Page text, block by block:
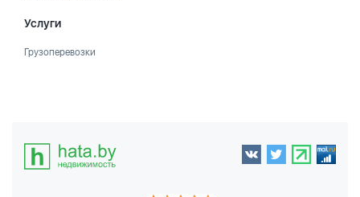
Услуги
Грузоперевозки